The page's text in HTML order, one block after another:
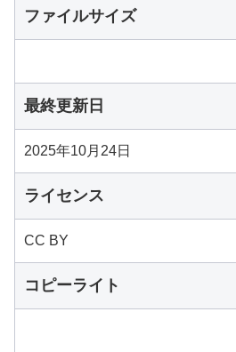
ファイルサイズ
最終更新日
2025年10月24日
ライセンス
CC BY
コピーライト